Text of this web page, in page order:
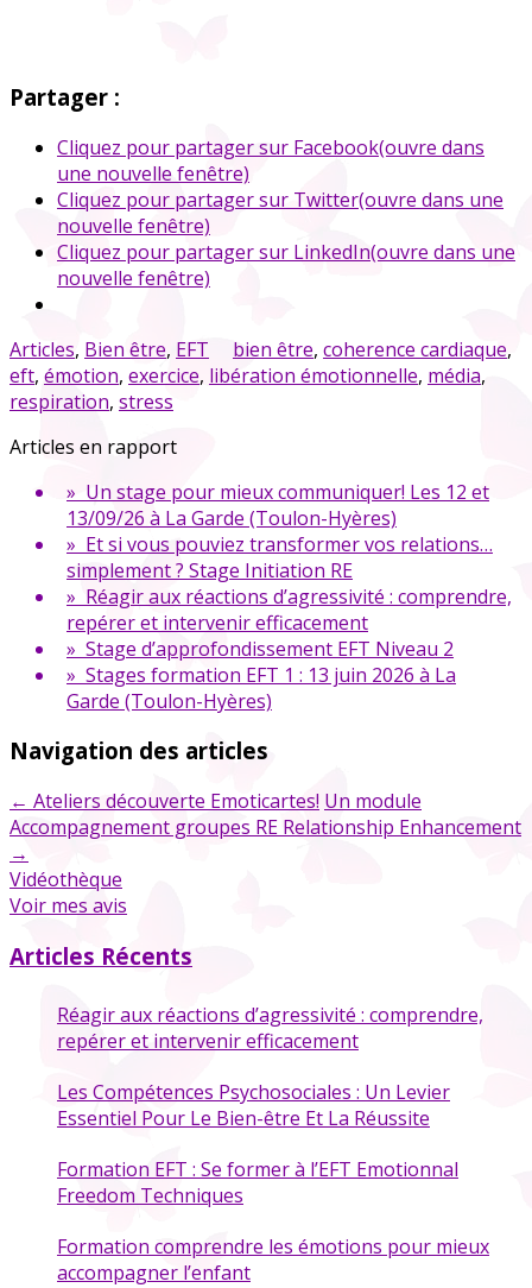
Partager :
Cliquez pour partager sur Facebook(ouvre dans
une nouvelle fenêtre)
Cliquez pour partager sur Twitter(ouvre dans une
nouvelle fenêtre)
Cliquez pour partager sur LinkedIn(ouvre dans une
nouvelle fenêtre)
Articles, Bien être, EFT bien être, coherence cardiaque,
eft, émotion, exercice, libération émotionnelle, média,
respiration, stress
Articles en rapport
» Un stage pour mieux communiquer! Les 12 et
13/09/26 à La Garde (Toulon-Hyères)
» Et si vous pouviez transformer vos relations…
simplement ? Stage Initiation RE
» Réagir aux réactions d’agressivité : comprendre,
repérer et intervenir efficacement
» Stage d’approfondissement EFT Niveau 2
» Stages formation EFT 1 : 13 juin 2026 à La
Garde (Toulon-Hyères)
Navigation des articles
← Ateliers découverte Emoticartes! Un module
Accompagnement groupes RE Relationship Enhancement
→
Vidéothèque
Voir mes avis
Articles Récents
Réagir aux réactions d’agressivité : comprendre,
repérer et intervenir efficacement
Les Compétences Psychosociales : Un Levier
Essentiel Pour Le Bien-être Et La Réussite
Formation EFT : Se former à l’EFT Emotionnal
Freedom Techniques
Formation comprendre les émotions pour mieux
accompagner l’enfant